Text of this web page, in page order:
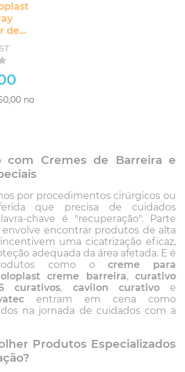
de
no
com Cremes de Barreira e
por procedimentos cirúrgicos ou
que precisa de cuidados
chave é "recuperação". Parte
envolve encontrar produtos de alta
uma cicatrização eficaz,
adequada da área afetada. E é
como ocreme para
creme barreira, curativo
curativos, cavilon curativoe
entram em cena como
na jornada de cuidados com a
Produtos Especializados